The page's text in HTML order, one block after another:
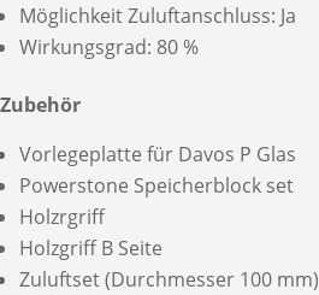
Möglichkeit Zuluftanschluss: Ja
Wirkungsgrad: 80 %
Zubehör
Vorlegeplatte für Davos P Glas
Powerstone Speicherblock set
Holzrgriff
Holzgriff B Seite
Zuluftset (Durchmesser 100 mm)